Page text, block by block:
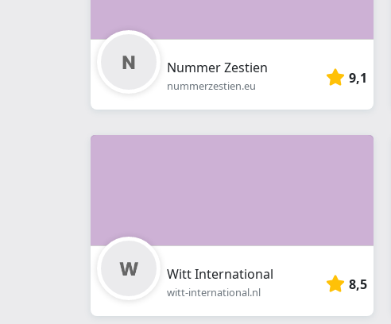
Nummer Zestien
nummerzestien.eu 9,1
Witt International
witt-international.nl 8,5